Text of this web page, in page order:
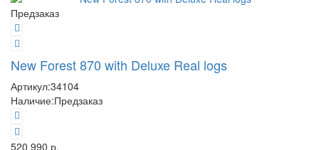
Предзаказ
New Forest 870 with Deluxe Real logs
Артикул:34104
Наличие:Предзаказ
520 990 р.